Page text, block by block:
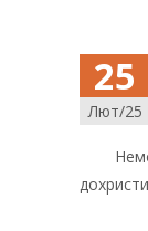
25
Лют/25